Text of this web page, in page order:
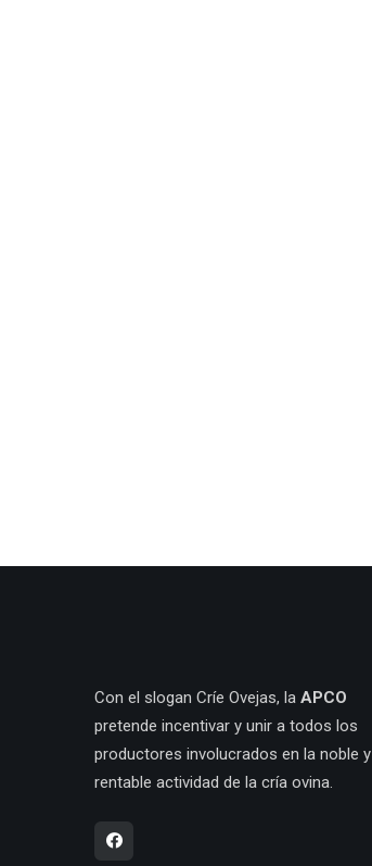
Con el slogan Críe Ovejas, la APCO
pretende incentivar y unir a todos los
productores involucrados en la noble y
rentable actividad de la cría ovina.